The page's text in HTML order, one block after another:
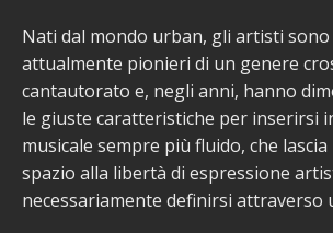
Nati dal mondo urban, gli artisti
attualmente pionieri di un genere
cantautorato e, negli anni, hanno
le giuste caratteristiche per inserirsi
musicale sempre più fluido, che
spazio alla libertà di espressione
necessariamente definirsi attraverso